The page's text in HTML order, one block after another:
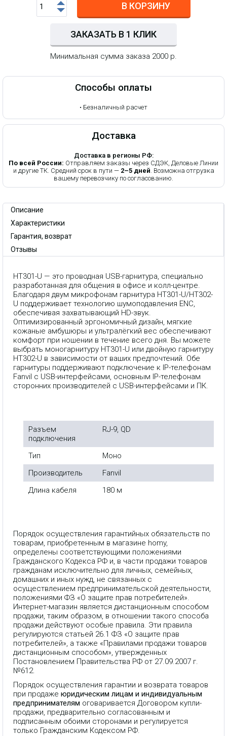
В КОРЗИНУ
ЗАКАЗАТЬ В 1 КЛИК
Минимальная сумма заказа 2000 р.
Способы оплаты
• Безналичный расчет
Доставка
Доставка в регионы РФ:
По всей России: Отправляем заказы через СДЭК, Деловые Линии
и другие ТК. Средний срок в пути — 2–5 дней. Возможна отгрузка
вашему перевозчику по согласованию.
Описание
Характеристики
Гарантия, возврат
Отзывы
HT301-U — это проводная USB-гарнитура, специально
разработанная для общения в офисе и колл-центре.
Благодаря двум микрофонам гарнитура HT301-U/HT302-
U поддерживает технологию шумоподавления ENC,
обеспечивая захватывающий HD-звук.
Оптимизированный эргономичный дизайн, мягкие
кожаные амбушюры и ультралёгкий вес обеспечивают
комфорт при ношении в течение всего дня. Вы можете
выбрать моногарнитуру HT301-U или двойную гарнитуру
HT302-U в зависимости от ваших предпочтений. Обе
гарнитуры поддерживают подключение к IP-телефонам
Fanvil с USB-интерфейсами, основным IP-телефонам
сторонних производителей с USB-интерфейсами и ПК.
Разъем
подключения
RJ-9, QD
Тип
Моно
Производитель
Fanvil
Длина кабеля
180 м
Порядок осуществления гарантийных обязательств по
товарам, приобретенным в магазине homy,
определены соответствующими положениями
Гражданского Кодекса РФ и, в части продажи товаров
гражданам исключительно для личных, семейных,
домашних и иных нужд, не связанных с
осуществлением предпринимательской деятельности,
положениями ФЗ «О защите прав потребителей».
Интернет-магазин является дистанционным способом
продажи, таким образом, в отношении такого способа
продажи действуют особые правила. Эти правила
регулируются статьей 26.1 ФЗ «О защите прав
потребителей», а также «Правилами продажи товаров
дистанционным способом», утвержденных
Постановлением Правительства РФ от 27.09.2007 г.
№612.
Порядок осуществления гарантии и возврата товаров
при продаже юридическим лицам и индивидуальным
предпринимателям оговаривается Договором купли-
продажи, предварительно согласованным и
подписанным обоими сторонами и регулируется
только Гражданским Кодексом РФ.